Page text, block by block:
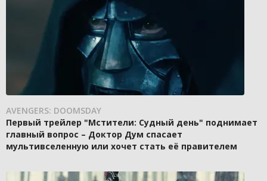
AVENGERS: DOOMSDAY
Первый трейлер "Мстители: Судный день" поднимает
главный вопрос – Доктор Дум спасает
мультивселенную или хочет стать её правителем